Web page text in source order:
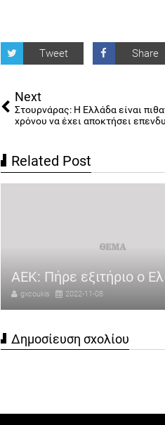
Tweet Share
Next
Στουρνάρας: Η Ελλάδα είναι
χρόνου να έχει αποκτήσει
Related Post
ΑΕΚ: Πήρε εξιτήριο ο
gxcoukis 2022-11-08
Δημοσίευση σχολίου